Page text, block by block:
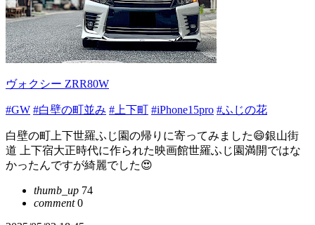
ヴォクシー ZRR80W
#GW #白壁の町並み #上下町 #iPhone15pro #ふじの花
白壁の町上下世羅ふじ園の帰りに寄ってみました😄銀山街
道 上下宿大正時代に作られた映画館世羅ふじ園満開ではな
かったんですが綺麗でした😍
thumb_up 74
comment0